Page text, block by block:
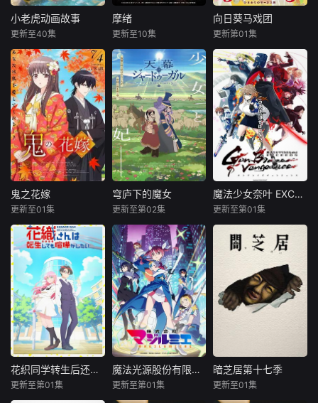
小老虎动画故事
小老虎动画故事持
续更新中
小老虎动画故事
更新至40集
摩绪
川井田夏海
寺泽百花
生活在现代的
青年——摩绪（M
AO）。因"诅咒"而
存活了900年的神
秘阴阳师。生活在
令和时代的女中学
生黄叶菜花。幼年
时遭遇事故，全家
只有她一人幸存。
那扇已成为事故
摩绪
更新至10集
向日葵马戏团
黑崎诗织
小山内怜央
故事舞台设定
在昭和30年代左右
的日本，正值高度
经济成长期，当时
马戏团作为主要娱
乐形式，已经融入
了人们的日
向日葵马戏团
更新第01集
鬼之花嫁
梅原裕一郎
石见舞菜香
世界大战后，
一群突然现身的妖
怪帮助日本复兴，
他们由此站在了权
力顶端。妖怪们偶
尔会在人类里挑选
“新娘”，被选上的
人会获得无上的荣
耀，只因妖怪一辈
鬼之花嫁
更新至01集
穹庐下的魔女
小清水亚美
桑岛法子
十三世纪，幼小的
奴隶希塔拉在伊朗
东部城市图斯被奴
隶商委托给一个学
者辈出的家族进行
教育。希塔拉起初
试图逃跑，但她被
教导了知识的重要
性，希塔拉在这里
穹庐下的魔女
更新至第02集
魔法少女奈叶 EXCEEDS Gun Blaze Vengeance
田村由香里
30年前，未知的
“侵略性外来生物”
突然出现，世界曾
一度濒临毁灭。人
目前人类的安全勉
强得到了保障，但
魔法少女奈叶 EXCEEDS Gun Blaze Vengeance
更新至第01集
花织同学转生后还是想干架 花织同学转生后还是想干架
更新至第01集
魔法光源股份有限公司第二季 魔法光源股份有限公司第二季
更新至第01集
暗芝居第十七季
暗芝居第十七季
更新至01集